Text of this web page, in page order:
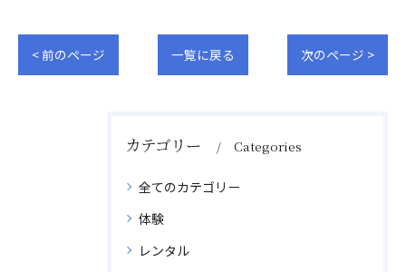
< 前のページ 一覧に戻る 次のページ >
カテゴリー Categories
全てのカテゴリー
体験
レンタル